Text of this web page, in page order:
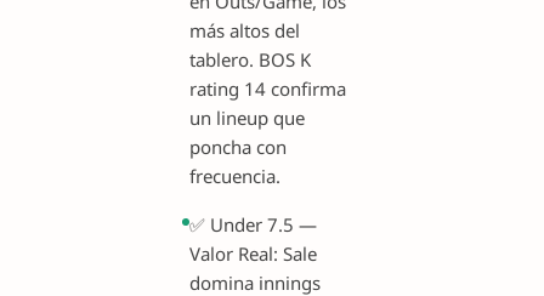
más altos del
tablero. BOS K
rating 14 confirma
un lineup que
poncha con
frecuencia.
✅ Under 7.5 —
Valor Real: Sale
domina innings